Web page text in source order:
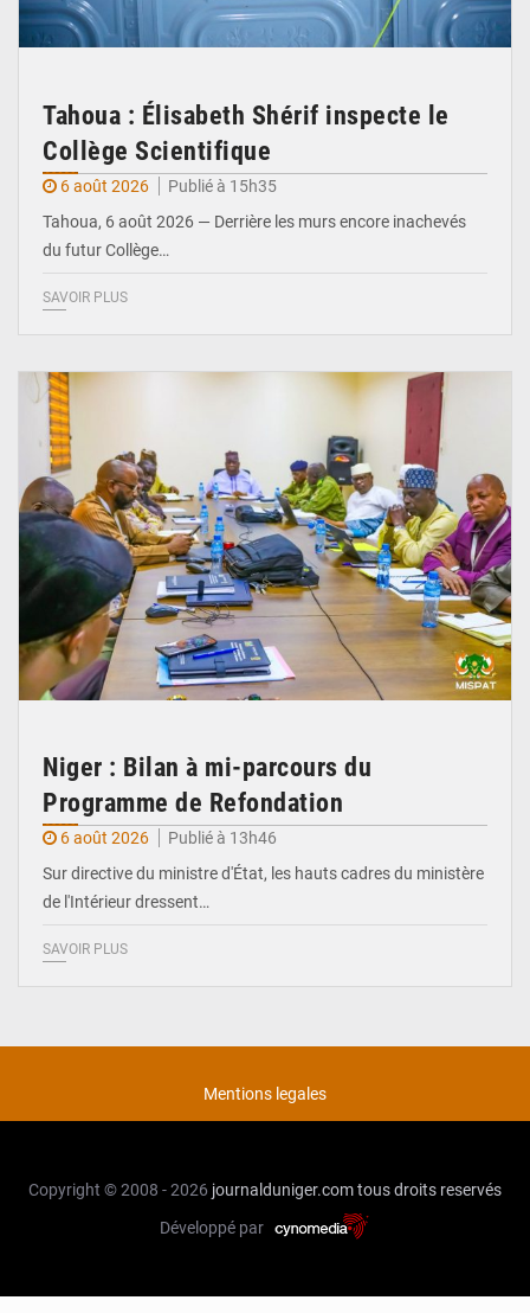
Tahoua : Élisabeth Shérif inspecte le
Collège Scientifique
6 août 2026
Publié à 15h35
Tahoua, 6 août 2026 — Derrière les murs encore inachevés
du futur Collège…
SAVOIR PLUS
Niger : Bilan à mi-parcours du
Programme de Refondation
6 août 2026
Publié à 13h46
Sur directive du ministre d'État, les hauts cadres du ministère
de l'Intérieur dressent…
SAVOIR PLUS
Mentions legales
Copyright © 2008 - 2026 journalduniger.comtous droits reservés
Développé par